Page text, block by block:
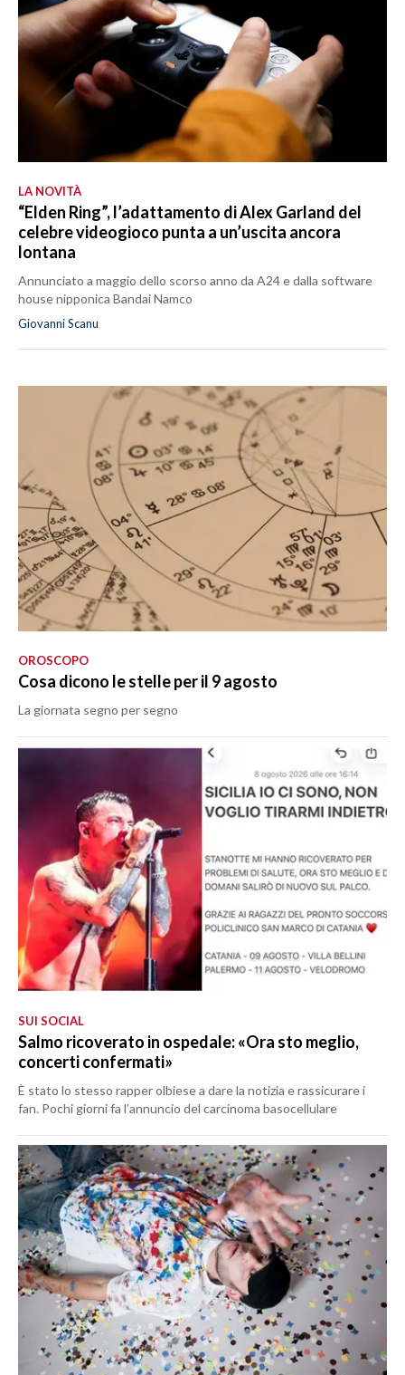
LA NOVITÀ
“Elden Ring”, l’adattamento di Alex Garland del
celebre videogioco punta a un’uscita ancora
lontana
Annunciato a maggio dello scorso anno da A24 e dalla software
house nipponica Bandai Namco
Giovanni Scanu
OROSCOPO
Cosa dicono le stelle per il 9 agosto
La giornata segno per segno
SUI SOCIAL
Salmo ricoverato in ospedale: «Ora sto meglio,
concerti confermati»
È stato lo stesso rapper olbiese a dare la notizia e rassicurare i
fan. Pochi giorni fa l’annuncio del carcinoma basocellulare